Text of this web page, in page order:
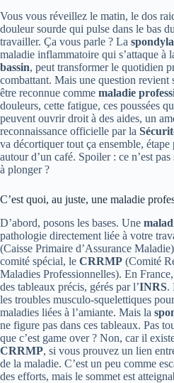
Vous vous réveillez le matin, le dos
douleur sourde qui pulse dans le bas
travailler. Ça vous parle ? La
maladie inflammatoire qui s’attaque à
bassin, peut transformer le quotidien
combattant. Mais une question revient
être reconnue comme maladie
douleurs, cette fatigue, ces poussées
peuvent ouvrir droit à des aides, un
reconnaissance officielle par la
va décortiquer tout ça ensemble,
autour d’un café. Spoiler : ce n’est
à plonger ?
C’est quoi, au juste, une maladie
D’abord, posons les bases. Une
pathologie directement liée à votre
(Caisse Primaire d’Assurance
comité spécial, le CRRMP (Comité
Maladies Professionnelles). En
des tableaux précis, gérés par l’INRS.
les troubles musculo-squelettiques
maladies liées à l’amiante. Mais la
ne figure pas dans ces tableaux. Pas
que c’est game over ? Non, car il
CRRMP, si vous prouvez un lien
de la maladie. C’est un peu comme
des efforts, mais le sommet est